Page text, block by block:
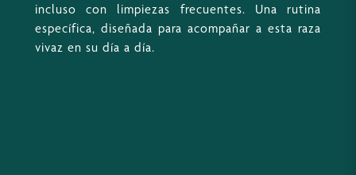
incluso con limpiezas frecuentes. Una rutina
específica, diseñada para acompañar a esta raza
vivaz en su día a día.